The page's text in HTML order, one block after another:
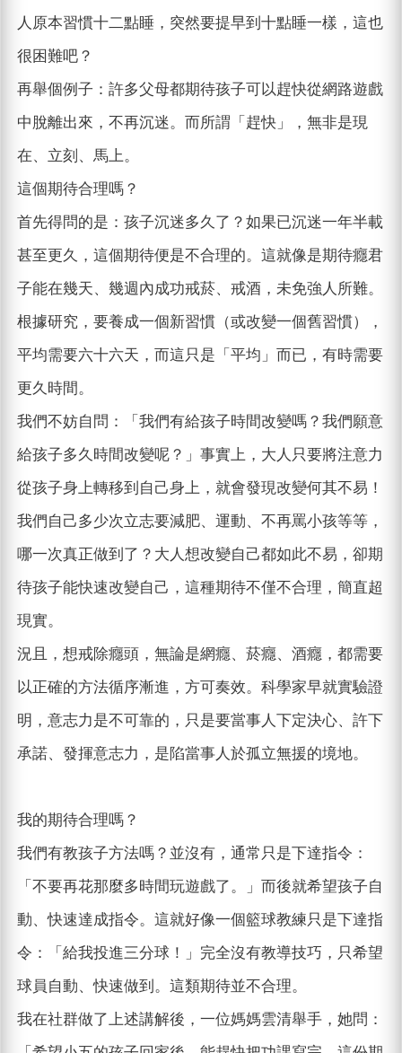
人原本習慣十二點睡，突然要提早到十點睡一樣，這也
很困難吧？
再舉個例子：許多父母都期待孩子可以趕快從網路遊戲
中脫離出來，不再沉迷。而所謂「趕快」，無非是現
在、立刻、馬上。
這個期待合理嗎？
首先得問的是：孩子沉迷多久了？如果已沉迷一年半載
甚至更久，這個期待便是不合理的。這就像是期待癮君
子能在幾天、幾週內成功戒菸、戒酒，未免強人所難。
根據研究，要養成一個新習慣（或改變一個舊習慣），
平均需要六十六天，而這只是「平均」而已，有時需要
更久時間。
我們不妨自問：「我們有給孩子時間改變嗎？我們願意
給孩子多久時間改變呢？」事實上，大人只要將注意力
從孩子身上轉移到自己身上，就會發現改變何其不易！
我們自己多少次立志要減肥、運動、不再罵小孩等等，
哪一次真正做到了？大人想改變自己都如此不易，卻期
待孩子能快速改變自己，這種期待不僅不合理，簡直超
現實。
況且，想戒除癮頭，無論是網癮、菸癮、酒癮，都需要
以正確的方法循序漸進，方可奏效。科學家早就實驗證
明，意志力是不可靠的，只是要當事人下定決心、許下
承諾、發揮意志力，是陷當事人於孤立無援的境地。
我的期待合理嗎？
我們有教孩子方法嗎？並沒有，通常只是下達指令：
「不要再花那麼多時間玩遊戲了。」而後就希望孩子自
動、快速達成指令。這就好像一個籃球教練只是下達指
令：「給我投進三分球！」完全沒有教導技巧，只希望
球員自動、快速做到。這類期待並不合理。
我在社群做了上述講解後，一位媽媽雲清舉手，她問：